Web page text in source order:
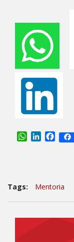
WhatsApp
LinkedIn
Tags: Mentoria